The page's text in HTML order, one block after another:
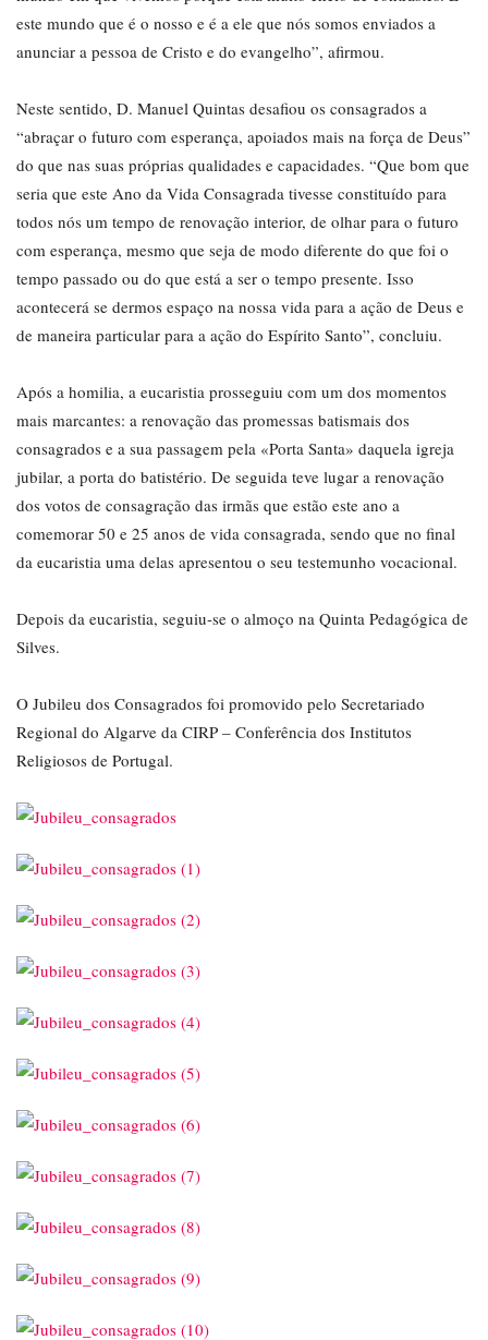
este mundo que é o nosso e é a ele que nós somos enviados a
anunciar a pessoa de Cristo e do evangelho”, afirmou.
Neste sentido, D. Manuel Quintas desafiou os consagrados a
“abraçar o futuro com esperança, apoiados mais na força de Deus”
do que nas suas próprias qualidades e capacidades. “Que bom que
seria que este Ano da Vida Consagrada tivesse constituído para
todos nós um tempo de renovação interior, de olhar para o futuro
com esperança, mesmo que seja de modo diferente do que foi o
tempo passado ou do que está a ser o tempo presente. Isso
acontecerá se dermos espaço na nossa vida para a ação de Deus e
de maneira particular para a ação do Espírito Santo”, concluiu.
Após a homilia, a eucaristia prosseguiu com um dos momentos
mais marcantes: a renovação das promessas batismais dos
consagrados e a sua passagem pela «Porta Santa» daquela igreja
jubilar, a porta do batistério. De seguida teve lugar a renovação
dos votos de consagração das irmãs que estão este ano a
comemorar 50 e 25 anos de vida consagrada, sendo que no final
da eucaristia uma delas apresentou o seu testemunho vocacional.
Depois da eucaristia, seguiu-se o almoço na Quinta Pedagógica de
Silves.
O Jubileu dos Consagrados foi promovido pelo Secretariado
Regional do Algarve da CIRP – Conferência dos Institutos
Religiosos de Portugal.